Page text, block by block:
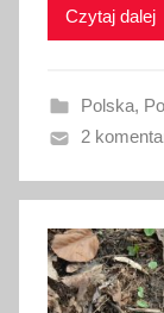
a
n
2
m
a
r
Czytaj dalej
Polska,
2